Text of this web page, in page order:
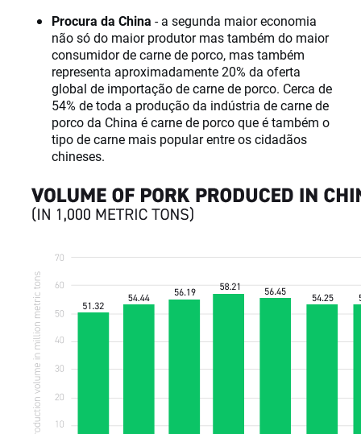
Procura da China - a segunda maior economia
não só do maior produtor mas também do maior
consumidor de carne de porco, mas também
representa aproximadamente 20% da oferta
global de importação de carne de porco. Cerca de
54% de toda a produção da indústria de carne de
porco da China é carne de porco que é também o
tipo de carne mais popular entre os cidadãos
chineses.